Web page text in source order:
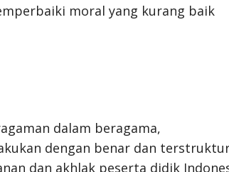
moral yang kurang baik
dalam beragama,
dengan benar dan
dan akhlak peserta didik